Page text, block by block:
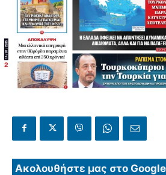
Ακολουθήστε μας στο